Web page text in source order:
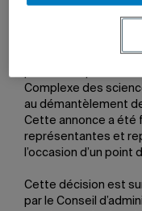
L’UQAM accueille
Complexe des
au démantèlement
Cette annonce a été
représentantes et
l’occasion d’un point
Cette décision est
par le Conseil